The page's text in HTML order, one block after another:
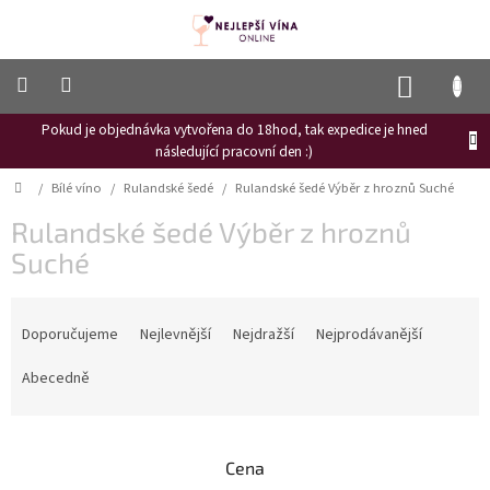
Pokud je objednávka vytvořena do 18hod, tak expedice je hned
následující pracovní den :)
Frizzante
Růžové
víno
Hroznový
mošt
novinky
Domů
/ Bílé víno / Rulandské šedé / Rulandské šedé Výběr z hroznů Suché
Rulandské šedé Výběr z hroznů
Suché
Doporučujeme Nejlevnější Nejdražší
Nejprodávanější
Abecedně
Cena